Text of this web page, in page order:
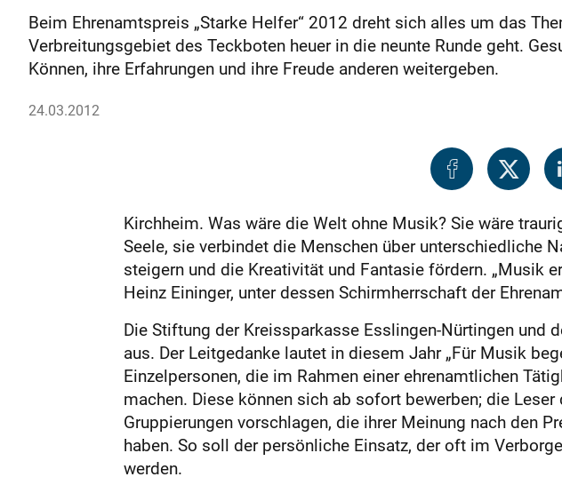
Beim Ehrenamtspreis „Starke Helfer“ 2012 dreht sich alles um das
Verbreitungsgebiet des Teckboten heuer in die neunte Runde geht.
Können, ihre Erfahrungen und ihre Freude anderen weitergeben.
24.03.2012
Kirchheim. Was wäre die Welt ohne Musik? Sie wäre
Seele, sie verbindet die Menschen über unterschiedliche
steigern und die Kreativität und Fantasie fördern. „Musik
Heinz Eininger, unter dessen Schirmherrschaft der
Die Stiftung der Kreissparkasse Esslingen-Nürtingen und
aus. Der Leitgedanke lautet in diesem Jahr „Für Musik
Einzelpersonen, die im Rahmen einer ehrenamtlichen
machen. Diese können sich ab sofort bewerben; die
Gruppierungen vorschlagen, die ihrer Meinung nach den
haben. So soll der persönliche Einsatz, der oft im
werden.